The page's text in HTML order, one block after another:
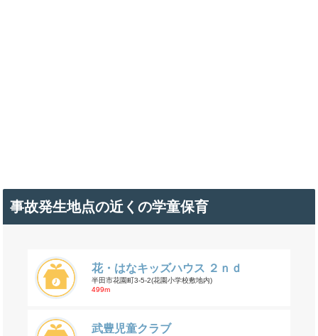
事故発生地点の近くの学童保育
花・はなキッズハウス ２ｎｄ
半田市花園町3-5-2(花園小学校敷地内)
499m
武豊児童クラブ